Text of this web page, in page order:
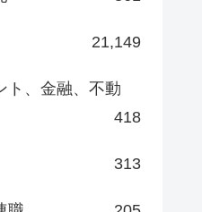
21,149
ト、金融、不動
418
313